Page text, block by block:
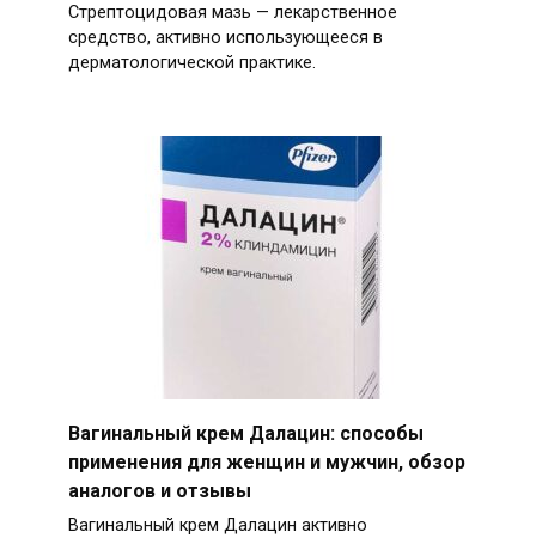
Стрептоцидовая мазь — лекарственное
средство, активно использующееся в
дерматологической практике.
Вагинальный крем Далацин: способы
применения для женщин и мужчин, обзор
аналогов и отзывы
Вагинальный крем Далацин активно